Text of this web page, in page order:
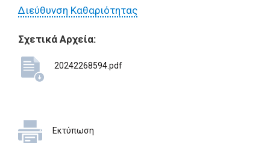
Διεύθυνση Καθαριότητας
Σχετικά Αρχεία:
20242268594.pdf
Εκτύπωση